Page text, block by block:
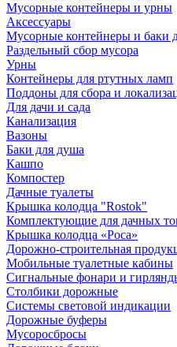
Мусорные контейнеры и урны
Аксессуары
Мусорные контейнеры и баки
Раздельный сбор мусора
Урны
Контейнеры для ртутных ламп
Поддоны для сбора и
Для дачи и сада
Канализация
Вазоны
Баки для душа
Кашпо
Компостер
Дачные туалеты
Крышка колодца "Rostok"
Комплектующие для дачных
Крышка колодца «Роса»
Дорожно-строительная
Мобильные туалетные кабины
Сигнальные фонари и
Столбики дорожные
Системы световой индикации
Дорожные буферы
Мусоросбросы